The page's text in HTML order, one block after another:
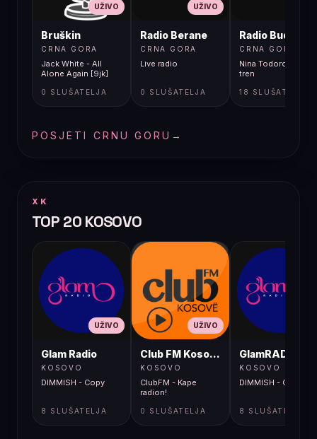
UŽIVO
Bruškin
CRNA GORA
Jack White - All
Alone Again [9jk]
0 SLUŠATELJA
UŽIVO
Radio Berane
CRNA GORA
Live radio
0 SLUŠATELJA
Radio Budva
CRNA GORA
Nina Todorovic -
tren
18 SLUŠATELJA
POSJETI CRNU GORU →
XK
TOP 20 KOSOVO
UŽIVO
Glam Radio
KOSOVO
DIMMISH - Copy
8 SLUŠATELJA
UŽIVO
Club FM Kosovë
KOSOVO
ClubFM - Kape
radion!
0 SLUŠATELJA
GlamRADIO
KOSOVO
DIMMISH - Copy
8 SLUŠATELJA